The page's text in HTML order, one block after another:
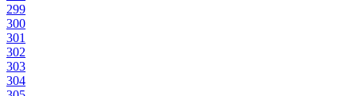
299
300
301
302
303
304